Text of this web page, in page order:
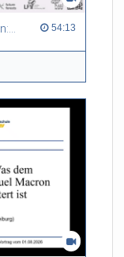
Between tradition and transformation: how owners, advisers and institutions co-create knowledge for resilient forests in Europe 54:13